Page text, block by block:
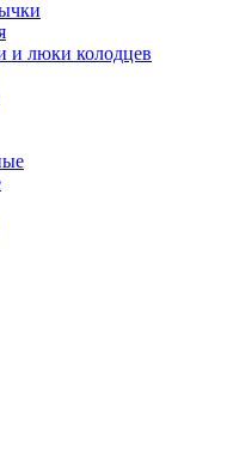
и люки колодцев